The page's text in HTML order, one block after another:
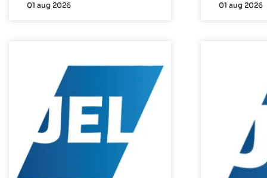
01 aug 2026 01 aug 2026